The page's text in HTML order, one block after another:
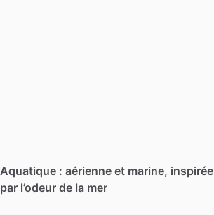
Aquatique : aérienne et marine, inspirée
par l’odeur de la mer